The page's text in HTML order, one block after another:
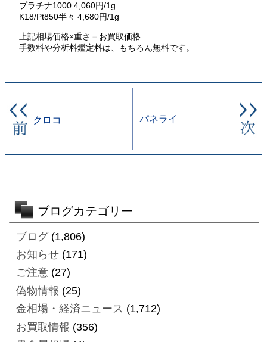
プラチナ1000 4,060円/1g
K18/Pt850半々 4,680円/1g
上記相場価格×重さ＝お買取価格
手数料や分析料鑑定料は、もちろん無料です。
クロコ パネライ
ブログカテゴリー
ブログ(1,806)
お知らせ(171)
ご注意(27)
偽物情報 (25)
金相場・経済ニュース (1,712)
お買取情報 (356)